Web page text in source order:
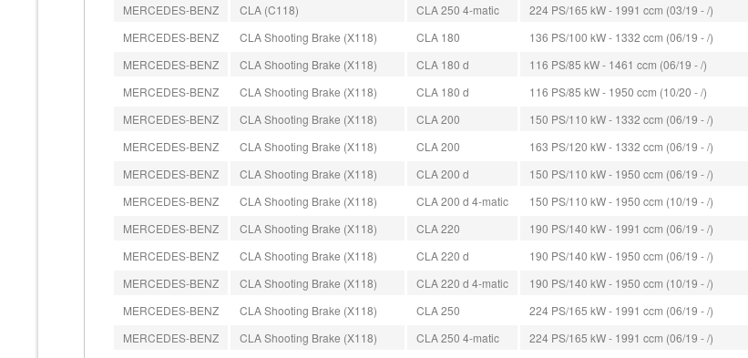
MERCEDES-BENZ
CLA (C118) CLA 250 4-matic
224 PS/165 kW - 1991 ccm (03/19 - /)
MERCEDES-BENZ
CLA Shooting Brake (X118) CLA 180
136 PS/100 kW - 1332 ccm (06/19 - /)
MERCEDES-BENZ
CLA Shooting Brake (X118) CLA 180 d
116 PS/85 kW - 1461 ccm (06/19 - /)
MERCEDES-BENZ
CLA Shooting Brake (X118) CLA 180 d
116 PS/85 kW - 1950 ccm (10/20 - /)
MERCEDES-BENZ
CLA Shooting Brake (X118) CLA 200
150 PS/110 kW - 1332 ccm (06/19 - /)
MERCEDES-BENZ
CLA Shooting Brake (X118) CLA 200
163 PS/120 kW - 1332 ccm (06/19 - /)
MERCEDES-BENZ
CLA Shooting Brake (X118) CLA 200 d
150 PS/110 kW - 1950 ccm (06/19 - /)
MERCEDES-BENZ
CLA Shooting Brake (X118) CLA 200 d 4-matic
150 PS/110 kW - 1950 ccm (10/19 - /)
MERCEDES-BENZ
CLA Shooting Brake (X118) CLA 220
190 PS/140 kW - 1991 ccm (06/19 - /)
MERCEDES-BENZ
CLA Shooting Brake (X118) CLA 220 d
190 PS/140 kW - 1950 ccm (06/19 - /)
MERCEDES-BENZ
CLA Shooting Brake (X118) CLA 220 d 4-matic
190 PS/140 kW - 1950 ccm (10/19 - /)
MERCEDES-BENZ
CLA Shooting Brake (X118) CLA 250
224 PS/165 kW - 1991 ccm (06/19 - /)
MERCEDES-BENZ
CLA Shooting Brake (X118) CLA 250 4-matic 224 PS/165 kW - 1991 ccm (06/19 - /)